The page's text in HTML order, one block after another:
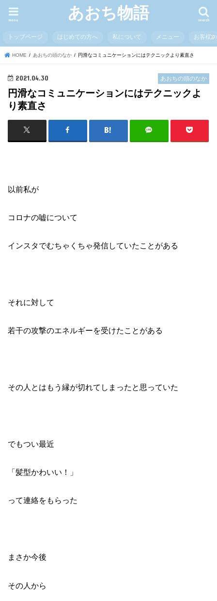
あおち物語 search
menu
トップページ はじめての方へ 私について メニュー お客様
HOME あおちの頭のなか 円滑なコミュニケーションにはテクニックより素直さ
あおちの頭のなか
2021.04.30
円滑なコミュニケーションにはテクニックよ
り素直さ
以前私が
コロナの嘘について
インスタでむちゃくちゃ発信していたことがある
それに対して
若干の攻撃のエネルギーを受けたことがある
その人とはもう縁が切れてしまったと思っていた
でもつい最近
「髪型かわいい！」
って連絡をもらった
まさか今後
その人から